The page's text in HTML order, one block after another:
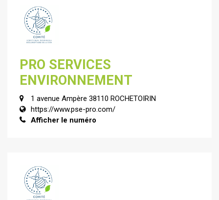
PRO SERVICES
ENVIRONNEMENT
1 avenue Ampère 38110 ROCHETOIRIN
https://www.pse-pro.com/
Afficher le numéro